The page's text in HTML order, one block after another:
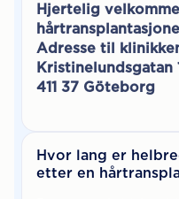
Hjertelig
Adresse til
Kristinelundsgatan
411 37 Göteborg
Hvor lang er
etter en